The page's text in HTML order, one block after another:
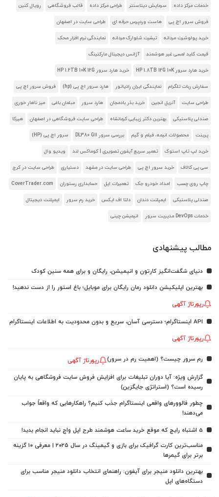
خدمات مرکز داده سرمایش دیتاسنتر طراحی مرکز داده قالب فروشگاهی رویال کنین
فروش سرور اچ پی هاست وردپرس حرفه ای طراحی سایت در اصفهان
خرید پولوشرت مردانه تیشرت شلوارک مردانه نمایندگی نرم افزار محک
قیمت کلید لمسی غیر هوشمند آژانس دیجیتال مارکتینگ
خرید هارد سرور HP 1.8TB 12G 10K خرید هارد سرور HP 1.2TB 10K 12G
سفارش ربات تلگرام نمایندگی ایران رادیاتور هارد سرور اچ پی (hp) فروش سرور اچ پی
طراحی سایت آنریل انجین خرید بذر بادمجان هارد سرور مبلمان باغی میز ناهار خوری
صندلی پلاستیکی بهترین دکتر زیبایی کرمانشاه طراحی سایت فروشگاهی در اصفهان هیرکا
پرینت محصولات انیمه، فیلم و گیم بررسی سرور DL380 G11 سرور اچ پی (HP)
خرید لپ تاپ استوک تعمیر سریع آیفون تصویری | کوماکس لند ویدیو وال
سی پی کالاف خرید سرور اچ پی طراحی سایت در مشهد دستیاری طراحی سایت در کرج
چاپ روی چسب امداد خودرو جک تعمیرات اپل حسابداری رستوران CoverTrader.com
صندلی پلاستیکی ایمپلنت دندان دلتا اف ایکس خرید رم سرور ایمپلنت دیجیتال
خدمات DevOps مدیریت سرور انیمیشن چینی
مطالب پیشنهادی
دنیای شگفت‌انگیز کارتون و انیمیشن، رایگان و برای همه سنین کودک
بهترین اپلیکیشن دانلود رمان رایگان برای موبایل؛ باغ استور را از دست ندهید!
رپورتاژ آگهی
API اینستاگرام؛ دسترسی آسان، سریع و بدون محدودیت به اطلاعات اینستاگرام
رپورتاژ آگهی
رم سرور چیست؟ (اهمیت رم در سرور) رپورتاژ آگهی
گزارش ویژه: آیا دوران تبلیغات برای افزایش فروش سایت فروشگاهی به پایان
رسیده است؟ (استراتژی جایگزین)
چطور فالوورهای واقعی اینستاگرام جذب کنیم؟ راهکارهایی که واقعاً جواب
می‌دهند!
5 اشتباه رایج که موقع خرید ساعت هوشمند طرح اپل واچ نباید انجام بدید!
مناسب‌ترین کارت گرافیک برای بازی و گیمینگ در سال ۲۰۲۵ | معرفی ۱۰ گزینه
برتر برای گیمرها
بهترین دانلود منیجر برای آیفون: راهنمای انتخاب دانلود منیجر مناسب برای
دستگاه‌های اپل